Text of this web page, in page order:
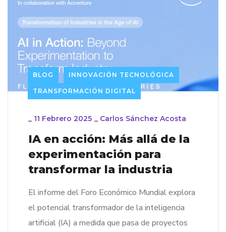
BLOG INNOVACIÓN TECNOLÓGICA
TRANSFORMACIÓN DIGITAL
_ 11 Febrero 2025 _ Carlos Sánchez Acosta
IA en acción: Más allá de la
experimentación para
transformar la industria
El informe del Foro Económico Mundial explora
el potencial transformador de la inteligencia
artificial (IA) a medida que pasa de proyectos